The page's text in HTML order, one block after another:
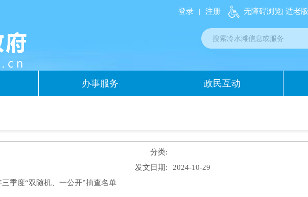
登录 | 注册 无障碍浏览| 适老版
办事服务 政民互动
分类:
发文日期:
2024-10-29
季度“双随机、一公开”抽查名单